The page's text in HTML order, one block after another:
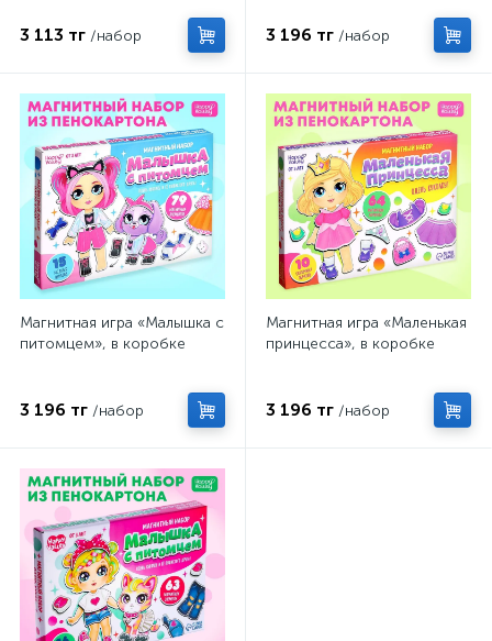
3 113 тг /набор 3 196 тг /набор
Магнитная игра «Малышка с
питомцем», в коробке
3 196 тг /набор
Магнитная игра «Маленькая
принцесса», в коробке
3 196 тг /набор